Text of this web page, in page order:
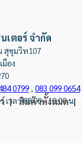
ตอร์ จำกัด
สุขุมวิท107
มือง
0799 , 083 099 0654
เวลา 08:00 - 18:00 น.
า | สินค้าทั้งหมด |